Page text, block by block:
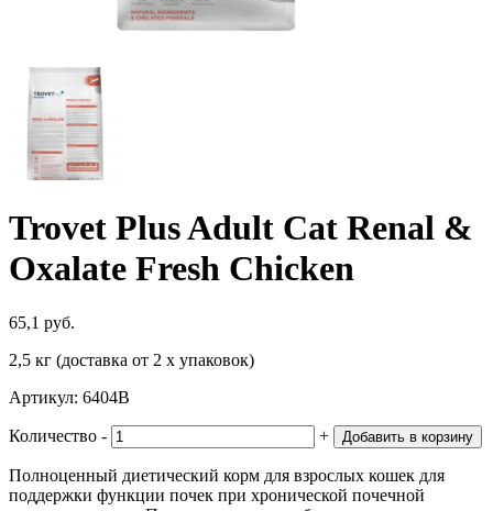
Trovet Plus Adult Cat Renal &
Oxalate Fresh Chicken
65,1 руб.
2,5 кг (доставка от 2 х упаковок)
Артикул: 6404В
Количество ‐ + Добавить в корзину
Полноценный диетический корм для взрослых кошек для
поддержки функции почек при хронической почечной